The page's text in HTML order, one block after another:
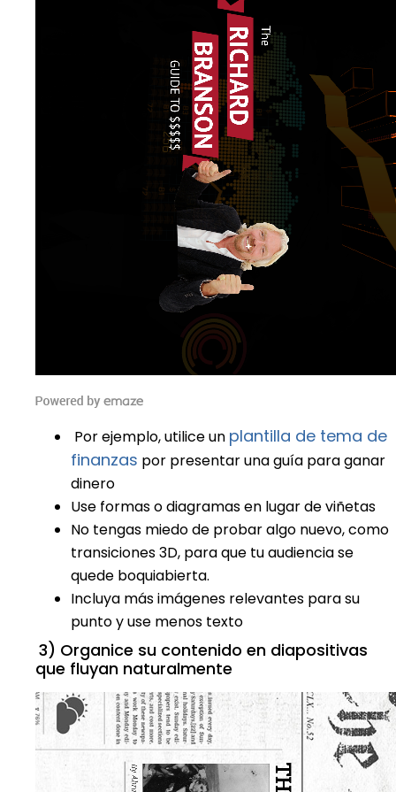
Por ejemplo, utilice un plantilla de tema de
finanzas por presentar una guía para ganar
dinero
Use formas o diagramas en lugar de viñetas
No tengas miedo de probar algo nuevo, como
transiciones 3D, para que tu audiencia se
quede boquiabierta.
Incluya más imágenes relevantes para su
punto y use menos texto
3) Organice su contenido en diapositivas
que fluyan naturalmente